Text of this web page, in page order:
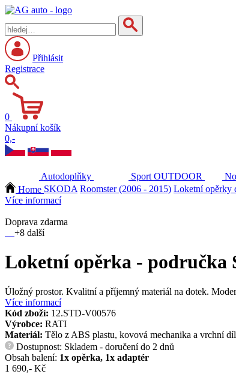
Přihlásit
Registrace
0
Nákupní košík
0,-
Autodoplňky Sport OUTDOOR
Home SKODA Roomster (2006 - 2015) Loketní opěrky
Více informací
Doprava zdarma
+8 další
Loketní opěrka - područka
Úložný prostor. Kvalitní a příjemný materiál na dotek.
Více informací
Kód zboží: 12.STD-V00576
Výrobce: RATI
Materiál: Tělo z ABS plastu, kovová mechanika a vrchní
?
Dostupnost: Skladem - doručení do 2 dnů
Obsah balení: 1x opěrka, 1x adaptér
1 690,- Kč